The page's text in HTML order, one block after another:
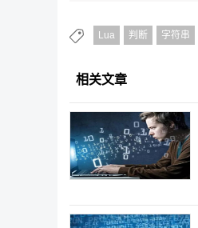
Lua 判断 字符串
相关文章